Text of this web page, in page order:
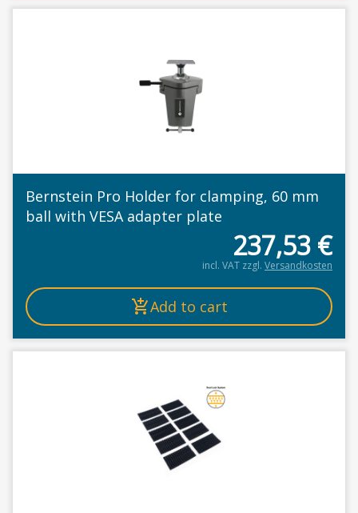
Bernstein Pro Holder for clamping, 60 mm
ball with VESA adapter plate
237,53 €
incl. VAT zzgl. Versandkosten
Add to cart